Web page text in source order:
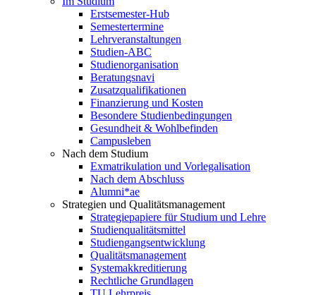
Erstsemester-Hub
Semestertermine
Lehrveranstaltungen
Studien-ABC
Studienorganisation
Beratungsnavi
Zusatzqualifikationen
Finanzierung und Kosten
Besondere Studienbedingungen
Gesundheit & Wohlbefinden
Campusleben
Nach dem Studium
Exmatrikulation und Vorlegalisation
Nach dem Abschluss
Alumni*ae
Strategien und Qualitätsmanagement
Strategiepapiere für Studium und Lehre
Studienqualitätsmittel
Studiengangsentwicklung
Qualitätsmanagement
Systemakkreditierung
Rechtliche Grundlagen